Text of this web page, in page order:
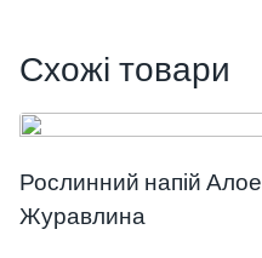
Схожі товари
Рослинний напій Алое
Журавлина